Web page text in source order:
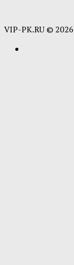
VIP-PK.RU ©